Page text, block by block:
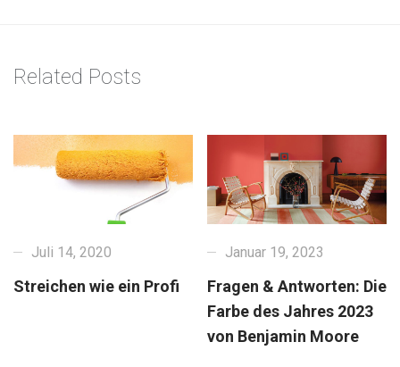
Related Posts
Juli 14, 2020
Streichen wie ein Profi
Januar 19, 2023
Fragen & Antworten: Die
Farbe des Jahres 2023
von Benjamin Moore